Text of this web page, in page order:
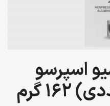
اسپرسو